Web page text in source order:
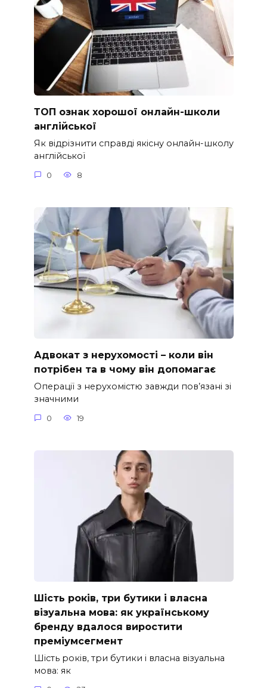
ТОП ознак хорошої онлайн-школи
англійської
Як відрізнити справді якісну онлайн-школу
англійської
0 8
Адвокат з нерухомості – коли він
потрібен та в чому він допомагає
Операції з нерухомістю завжди пов’язані зі
значними
0 19
Шість років, три бутики і власна
візуальна мова: як українському
бренду вдалося виростити
преміумсегмент
Шість років, три бутики і власна візуальна
мова: як